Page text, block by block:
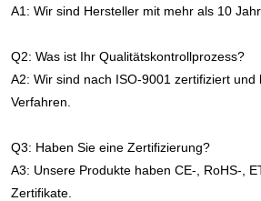
A1: Wir sind Hersteller mit mehr als 10
Q2: Was ist Ihr Qualitätskontrollprozess?
A2: Wir sind nach ISO-9001 zertifiziert und
Verfahren.
Q3: Haben Sie eine Zertifizierung?
A3: Unsere Produkte haben CE-, RoHS-,
Zertifikate.